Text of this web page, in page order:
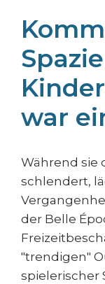
war
Während sie
schlendert,
der Belle
"trendigen"
spielerischer